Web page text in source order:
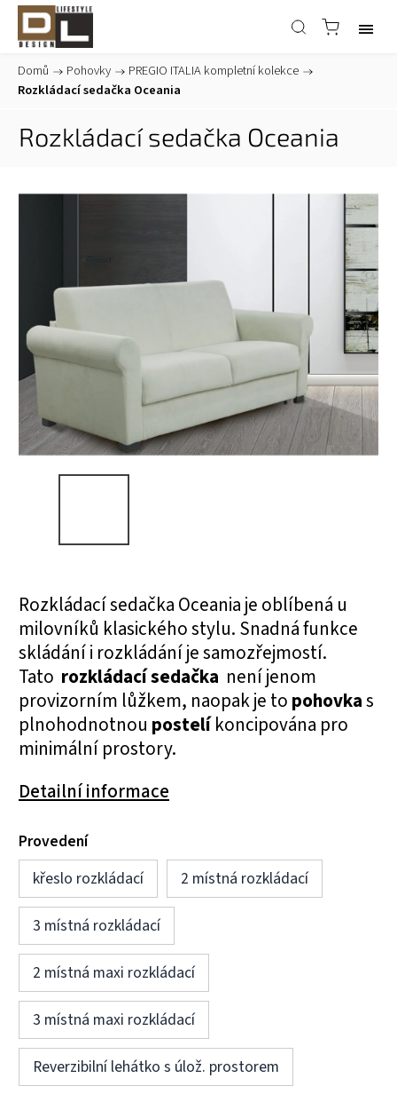
Domů / Pohovky / PREGIO ITALIA kompletní kolekce /
Rozkládací sedačka Oceania
Rozkládací sedačka Oceania
Rozkládací sedačka Oceania je oblíbená u
milovníků klasického stylu. Snadná funkce
skládání i rozkládání je samozřejmostí.
Tato rozkládací sedačka není jenom
provizorním lůžkem, naopak je to pohovkas
plnohodnotnou postelíkoncipována pro
minimální prostory.
Detailní informace
Provedení
křeslo rozkládací
2 místná rozkládací
3 místná rozkládací
2 místná maxi rozkládací
3 místná maxi rozkládací
Reverzibilní lehátko s úlož. prostorem